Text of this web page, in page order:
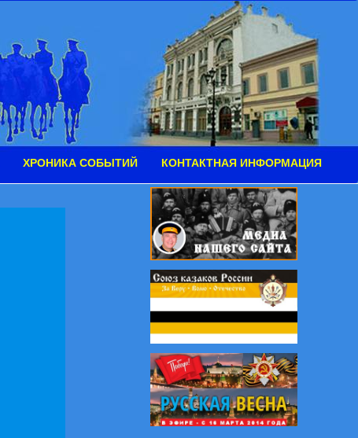
ХРОНИКА СОБЫТИЙ КОНТАКТНАЯ ИНФОРМАЦИЯ